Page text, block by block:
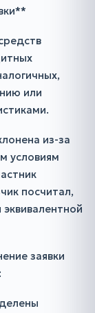
или
из-за
условиям
посчитал,
эквивалентной
заявки